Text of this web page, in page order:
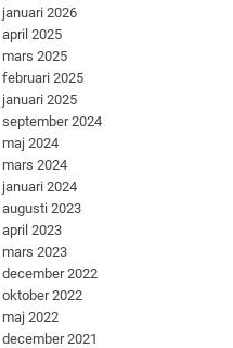
januari 2026
april 2025
mars 2025
februari 2025
januari 2025
september 2024
maj 2024
mars 2024
januari 2024
augusti 2023
april 2023
mars 2023
december 2022
oktober 2022
maj 2022
december 2021